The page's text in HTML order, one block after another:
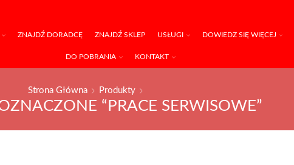
ZNAJDŹ DORADCĘ ZNAJDŹ SKLEP USŁUGI DOWIEDZ SIĘ WIĘCEJ
DO POBRANIA KONTAKT
Strona Główna Produkty
“PRACE SERWISOWE”